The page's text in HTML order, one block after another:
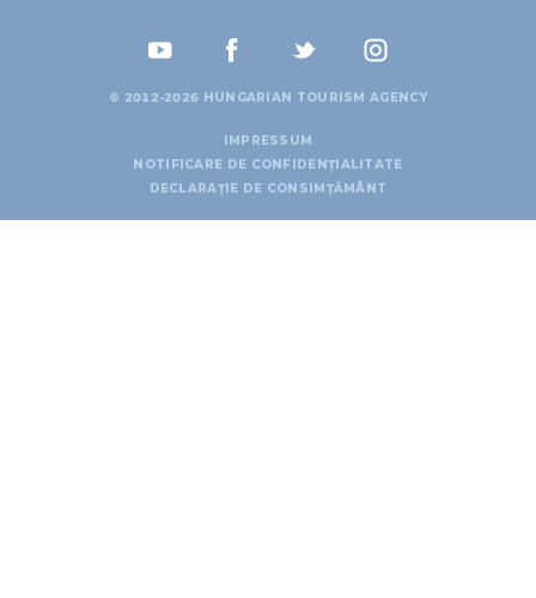
© 2012-2026 HUNGARIAN TOURISM AGENCY
IMPRESSUM
NOTIFICARE DE CONFIDENȚIALITATE
DECLARAȚIE DE CONSIMȚĂMÂNT